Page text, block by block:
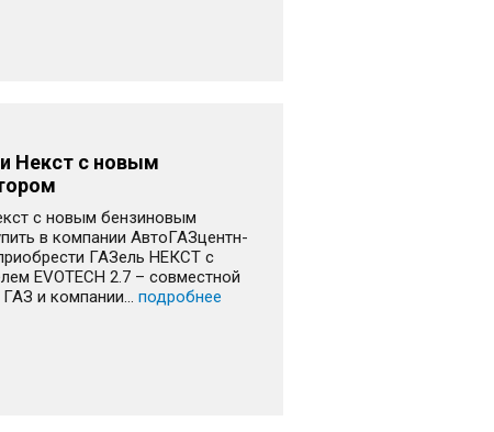
Некст с новым
с новым бензиновым
в компании АвтоГАЗцентн-
ГАЗель НЕКСТ с
EVOTECH 2.7 – совместной
и компании... подробнее